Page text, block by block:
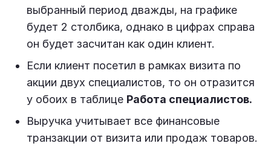
выбранный период дважды, на графике
будет 2 столбика, однако в цифрах справа
он будет засчитан как один клиент.
Если клиент посетил в рамках визита по
акции двух специалистов, то он отразится
у обоих в таблице Работа специалистов.
Выручка учитывает все финансовые
транзакции от визита или продаж товаров.